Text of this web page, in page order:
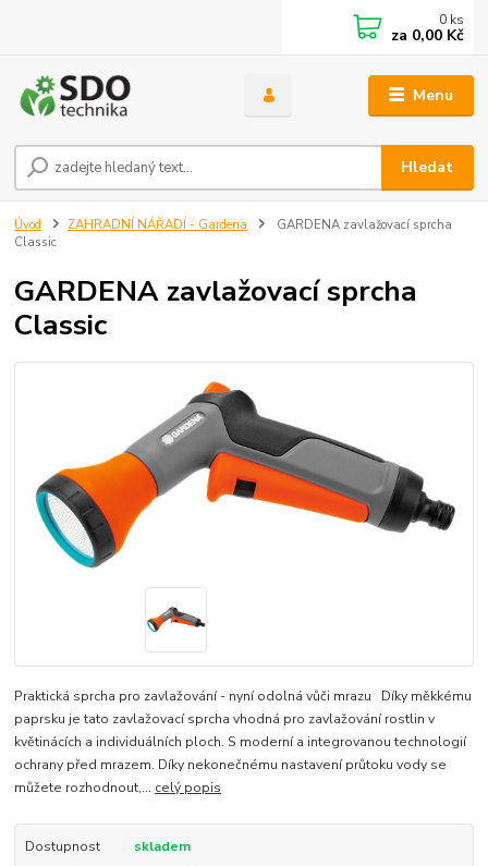
Menu
Hledat
0 ks
za 0,00 Kč
Úvod ZAHRADNÍ NÁŘADÍ - Gardena
GARDENA zavlažovací sprcha
Classic
GARDENA zavlažovací sprcha
Classic
Praktická sprcha pro zavlažování - nyní odolná vůči mrazu Díky měkkému
paprsku je tato zavlažovací sprcha vhodná pro zavlažování rostlin v
květinácích a individuálních ploch. S moderní a integrovanou technologií
ochrany před mrazem. Díky nekonečnému nastavení průtoku vody se
můžete rozhodnout,... celý popis
Dostupnost
skladem